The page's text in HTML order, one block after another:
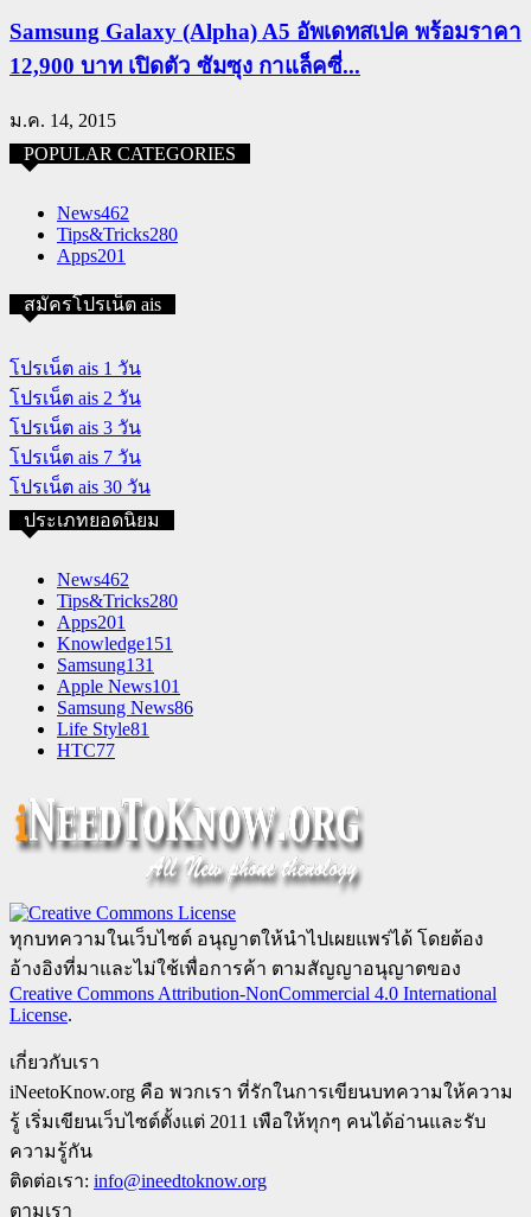
Samsung Galaxy (Alpha) A5 อัพเดทสเปค พร้อมราคา
12,900 บาท เปิดตัว ซัมซุง กาแล็คซี่...
ม.ค. 14, 2015
POPULAR CATEGORIES
News462
Tips&Tricks280
Apps201
สมัครโปรเน็ต ais
โปรเน็ต ais 1 วัน
โปรเน็ต ais 2 วัน
โปรเน็ต ais 3 วัน
โปรเน็ต ais 7 วัน
โปรเน็ต ais 30 วัน
ประเภทยอดนิยม
News462
Tips&Tricks280
Apps201
Knowledge151
Samsung131
Apple News101
Samsung News86
Life Style81
HTC77
ทุกบทความในเว็บไซต์ อนุญาตให้นำไปเผยแพร่ได้ โดยต้อง
อ้างอิงที่มาและไม่ใช้เพื่อการค้า ตามสัญญาอนุญาตของ
Creative Commons Attribution-NonCommercial 4.0 International
License.
เกี่ยวกับเรา
iNeetoKnow.org คือ พวกเรา ที่รักในการเขียนบทความให้ความ
รู้ เริ่มเขียนเว็บไซต์ตั้งแต่ 2011 เพือให้ทุกๆ คนได้อ่านและรับ
ความรู้กัน
ติดต่อเรา: info@ineedtoknow.org
ตามเรา